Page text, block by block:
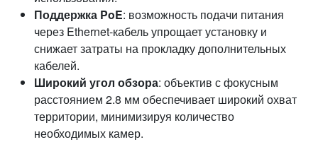
Поддержка PoE: возможность подачи питания
через Ethernet-кабель упрощает установку и
снижает затраты на прокладку дополнительных
кабелей.
Широкий угол обзора: объектив с фокусным
расстоянием 2.8 мм обеспечивает широкий охват
территории, минимизируя количество
необходимых камер.